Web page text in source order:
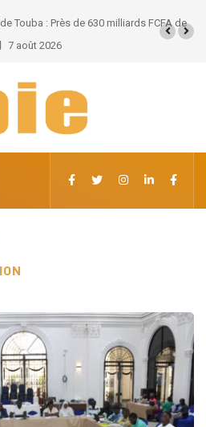
Touba : Près de 630 milliards FCFA de
et un potentiel de 100.000
7 août 2026